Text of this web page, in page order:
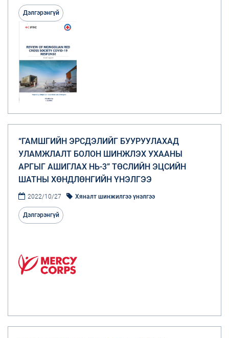
Дэлгэрэнгүй
“ГАМШГИЙН ЭРСДЭЛИЙГ БУУРУУЛАХАД
УЛАМЖЛАЛТ БОЛОН ШИНЖЛЭХ УХААНЫ
АРГЫГ АШИГЛАХ НЬ-3” ТӨСЛИЙН ЭЦСИЙН
ШАТНЫ ХӨНДЛӨНГИЙН ҮНЭЛГЭЭ
2022/10/27 Хяналт шинжилгээ үнэлгээ
Дэлгэрэнгүй